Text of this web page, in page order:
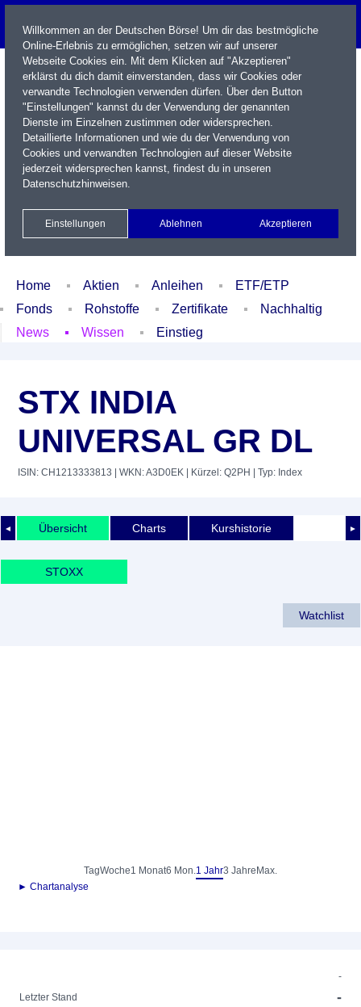
Name / WKN / ISIN / Kürzel
Xetra Realtime
Watchlist Portfolio Login
Home Aktien Anleihen
ETF/ETP
Fonds
Rohstoffe Zertifikate
Nachhaltig
News
Wissen Einstieg
STX INDIA
UNIVERSAL GR DL
ISIN: CH1213333813 | WKN: A3D0EK | Kürzel: Q2PH | Typ: Index
◄ ►
Übersicht Charts Kurshistorie
STOXX
Watchlist
TagWoche1 Monat6 Mon.1 Jahr3 Jahre Max.
► Chartanalyse
-
Letzter Stand
-
Willkommen an der Deutschen Börse! Um dir das bestmögliche
Online-Erlebnis zu ermöglichen, setzen wir auf unserer
Webseite Cookies ein. Mit dem Klicken auf "Akzeptieren"
erklärst du dich damit einverstanden, dass wir Cookies oder
verwandte Technologien verwenden dürfen. Über den Button
"Einstellungen" kannst du der Verwendung der genannten
Dienste im Einzelnen zustimmen oder widersprechen.
Detaillierte Informationen und wie du der Verwendung von
Cookies und verwandten Technologien auf dieser Website
jederzeit widersprechen kannst, findest du in unseren
Datenschutzhinweisen.
Einstellungen Ablehnen Akzeptieren